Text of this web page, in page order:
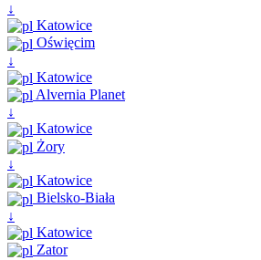
↓
Katowice
Oświęcim
↓
Katowice
Alvernia Planet
↓
Katowice
Żory
↓
Katowice
Bielsko-Biała
↓
Katowice
Zator